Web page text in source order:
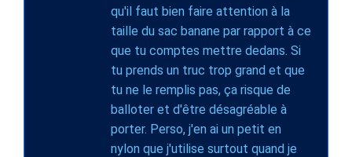
qu'il faut bien faire attention à la
taille du sac banane par rapport à ce
que tu comptes mettre dedans. Si
tu prends un truc trop grand et que
tu ne le remplis pas, ça risque de
balloter et d'être désagréable à
porter. Perso, j'en ai un petit en
nylon que j'utilise surtout quand je